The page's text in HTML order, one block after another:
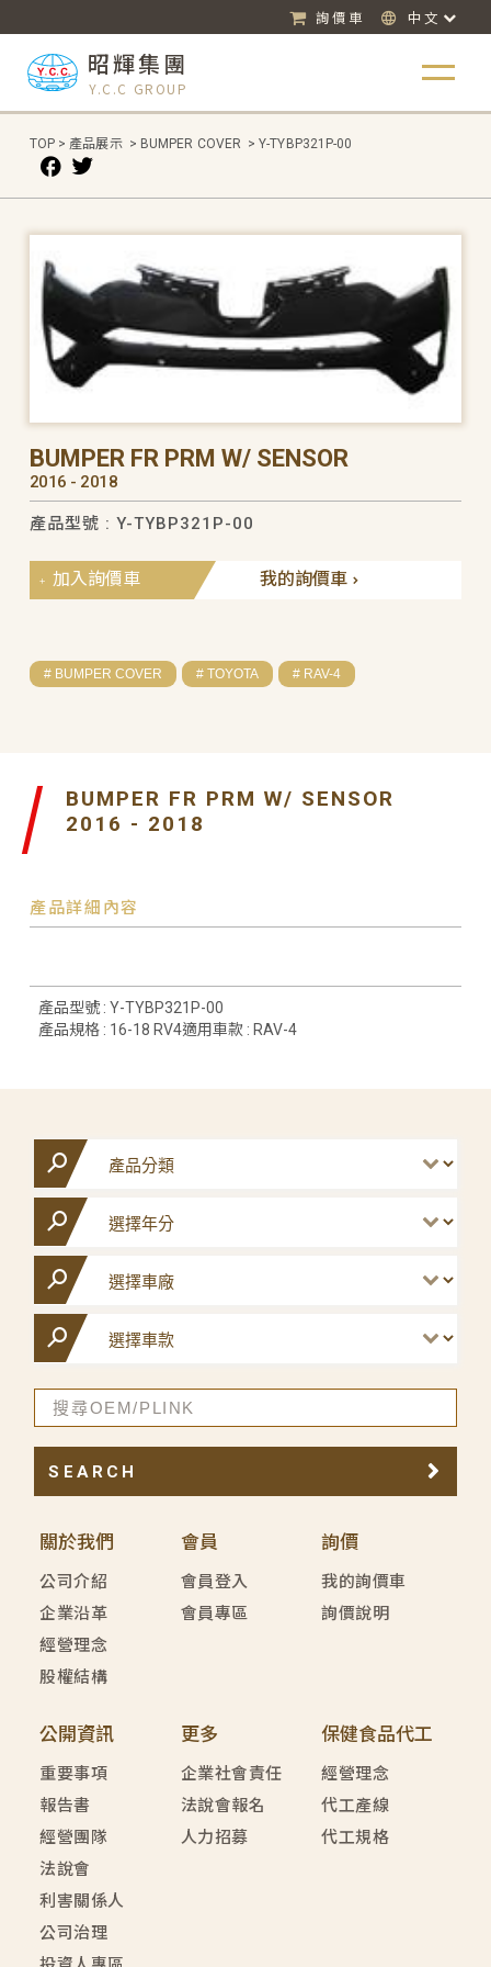
詢價車 中文
昭輝集團
Y.C.C GROUP
TOP > 產品展示 > BUMPER COVER > Y-TYBP321P-00
BUMPER FR PRM W/ SENSOR
2016 - 2018
產品型號 : Y-TYBP321P-00
我的詢價車
加入詢價車
# BUMPER COVER # TOYOTA # RAV-4
BUMPER FR PRM W/ SENSOR
2016 - 2018
產品詳細內容
產品型號 : Y-TYBP321P-00
產品規格 : 16-18 RV4適用車款 : RAV-4
關於我們
公司介紹
企業沿革
經營理念
股權結構
會員
會員登入
會員專區
詢價
我的詢價車
詢價說明
公開資訊
重要事項
報告書
經營團隊
法說會
利害關係人
公司治理
更多
企業社會責任
法說會報名
人力招募
保健食品代工
經營理念
代工產線
代工規格
SEARCH